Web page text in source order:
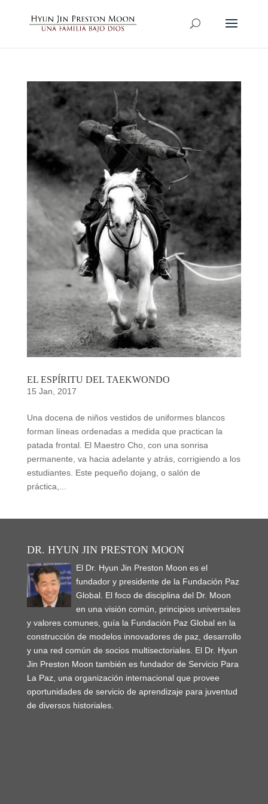
EL ESPÍRITU DEL TAEKWONDO
15 Jan, 2017
Una docena de niños vestidos de uniformes blancos
forman líneas ordenadas a medida que practican la
patada frontal. El Maestro Cho, con una sonrisa
permanente, va hacia adelante y atrás, corrigiendo a los
estudiantes. Este pequeño dojang, o salón de
práctica,...
DR. HYUN JIN PRESTON MOON
El Dr. Hyun Jin Preston Moon es el
fundador y presidente de la Fundación Paz
Global. El foco de disciplina del Dr. Moon
en una visión común, principios universales
y valores comunes, guía la Fundación Paz Global en la
construcción de modelos innovadores de paz, desarrollo
y una red común de socios multisectoriales. El Dr. Hyun
Jin Preston Moon también es fundador de Servicio Para
La Paz, una organización internacional que provee
oportunidades de servicio de aprendizaje para juventud
de diversos historiales.